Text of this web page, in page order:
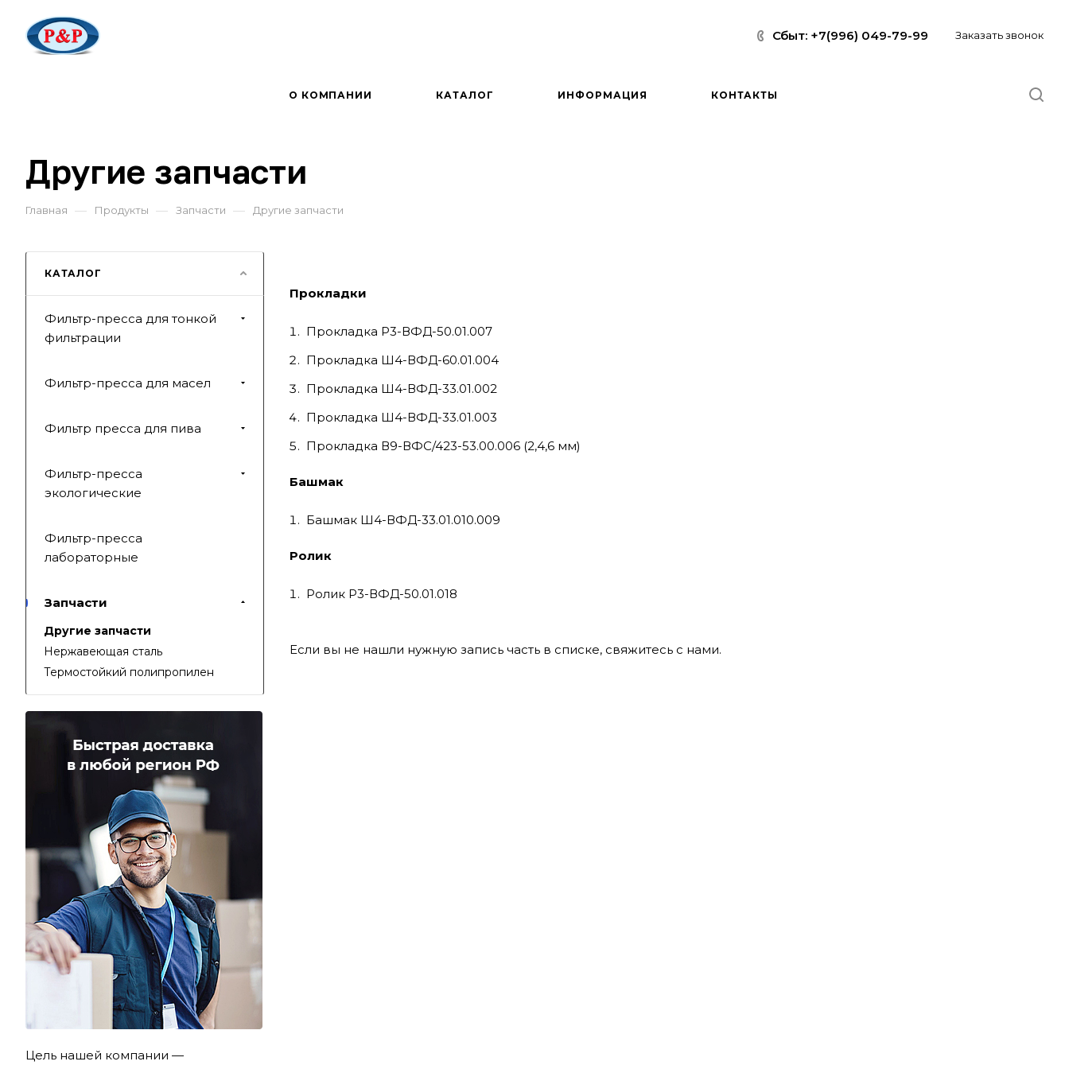
Сбыт: +7(996) 049-79-99 Заказать звонок
О КОМПАНИИ КАТАЛОГ ИНФОРМАЦИЯ КОНТАКТЫ
Другие запчасти
Главная — Продукты — Запчасти — Другие запчасти
Прокладки
Прокладка Р3-ВФД-50.01.007
Прокладка Ш4-ВФД-60.01.004
Прокладка Ш4-ВФД-33.01.002
Прокладка Ш4-ВФД-33.01.003
Прокладка В9-ВФС/423-53.00.006 (2,4,6 мм)
Башмак
Башмак Ш4-ВФД-33.01.010.009
Ролик
Ролик Р3-ВФД-50.01.018
Если вы не нашли нужную запись часть в списке, свяжитесь с нами.
КАТАЛОГ
Фильтр-пресса для тонкой
фильтрации
Фильтр-пресса для масел
Фильтр пресса для пива
Фильтр-пресса
экологические
Фильтр-пресса
лабораторные
Запчасти
Другие запчасти
Нержавеющая сталь
Термостойкий полипропилен
Цель нашей компании —